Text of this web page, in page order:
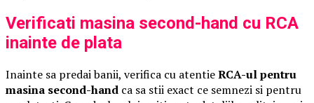
Verificati masina second-hand cu RCA
inainte de plata
Inainte sa predai banii, verifica cu atentieRCA-ul pentru
masina second-hand ca sa stii exact ce semnezi si pentru